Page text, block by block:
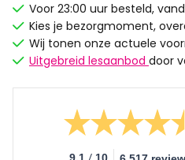
Voor 23:00 uur besteld,
Kies je bezorgmoment,
Wij tonen onze actuele
Uitgebreid lesaanbod door
9.1 10